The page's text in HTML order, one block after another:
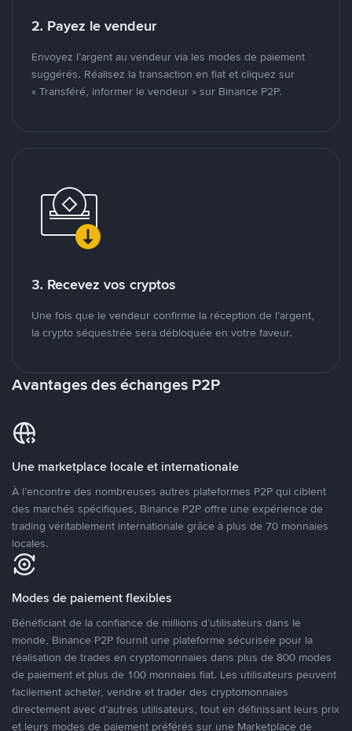
2. Payez le vendeur
Envoyez l’argent au vendeur via les modes de paiement
suggérés. Réalisez la transaction en fiat et cliquez sur
« Transféré, informer le vendeur » sur Binance P2P.
3. Recevez vos cryptos
Une fois que le vendeur confirme la réception de l’argent,
la crypto séquestrée sera débloquée en votre faveur.
Avantages des échanges P2P
Une marketplace locale et internationale
À l’encontre des nombreuses autres plateformes P2P qui ciblent
des marchés spécifiques, Binance P2P offre une expérience de
trading véritablement internationale grâce à plus de 70 monnaies
locales.
Modes de paiement flexibles
Bénéficiant de la confiance de millions d’utilisateurs dans le
monde, Binance P2P fournit une plateforme sécurisée pour la
réalisation de trades en cryptomonnaies dans plus de 800 modes
de paiement et plus de 100 monnaies fiat. Les utilisateurs peuvent
facilement acheter, vendre et trader des cryptomonnaies
directement avec d’autres utilisateurs, tout en définissant leurs prix
et leurs modes de paiement préférés sur une Marketplace de